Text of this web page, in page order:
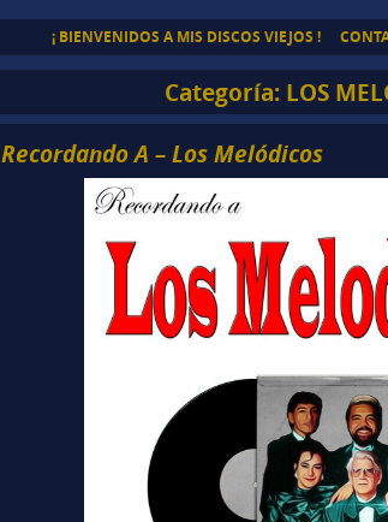
¡ BIENVENIDOS A MIS DISCOS VIEJOS !
Categoría: LOS
Recordando A – Los Melódicos